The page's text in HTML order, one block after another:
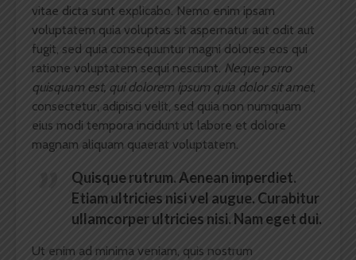
vitae dicta sunt explicabo. Nemo enim ipsam
voluptatem quia voluptas sit aspernatur aut odit aut
fugit, sed quia consequuntur magni dolores eos qui
ratione voluptatem sequi nesciunt. Neque porro
quisquam est, qui dolorem ipsum quia dolor sit amet,
consectetur, adipisci velit, sed quia non numquam
eius modi tempora incidunt ut labore et dolore
magnam aliquam quaerat voluptatem.
Quisque rutrum. Aenean imperdiet.
Etiam ultricies nisi vel augue. Curabitur
ullamcorper ultricies nisi. Nam eget dui.
Ut enim ad minima veniam, quis nostrum